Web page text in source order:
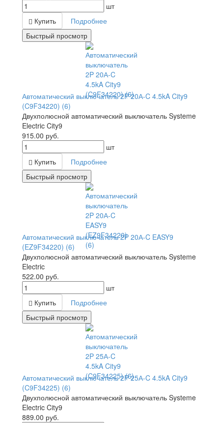
шт
Купить
Подробнее
Быстрый просмотр
Автоматический выключатель 2P 20А-C 4.5kA City9
(C9F34220) (6)
Двухполюсной автоматический выключатель Systeme
Electric City9
915.00 руб.
шт
Купить
Подробнее
Быстрый просмотр
Автоматический выключатель 2P 20А-C EASY9
(EZ9F34220) (6)
Двухполюсной автоматический выключатель Systeme
Electric
522.00 руб.
шт
Купить
Подробнее
Быстрый просмотр
Автоматический выключатель 2P 25А-C 4.5kA City9
(C9F34225) (6)
Двухполюсной автоматический выключатель Systeme
Electric City9
889.00 руб.